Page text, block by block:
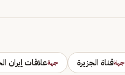
جهةقناة الجزيرة جهةعلاقات إيران